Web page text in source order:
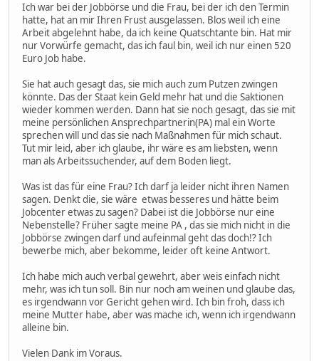
Ich war bei der Jobbörse und die Frau, bei der ich den Termin
hatte, hat an mir Ihren Frust ausgelassen. Blos weil ich eine
Arbeit abgelehnt habe, da ich keine Quatschtante bin. Hat mir
nur Vorwürfe gemacht, das ich faul bin, weil ich nur einen 520
Euro Job habe.
Sie hat auch gesagt das, sie mich auch zum Putzen zwingen
könnte. Das der Staat kein Geld mehr hat und die Saktionen
wieder kommen werden. Dann hat sie noch gesagt, das sie mit
meine persönlichen Ansprechpartnerin(PA) mal ein Worte
sprechen will und das sie nach Maßnahmen für mich schaut.
Tut mir leid, aber ich glaube, ihr wäre es am liebsten, wenn
man als Arbeitssuchender, auf dem Boden liegt.
Was ist das für eine Frau? Ich darf ja leider nicht ihren Namen
sagen. Denkt die, sie wäre etwas besseres und hätte beim
Jobcenter etwas zu sagen? Dabei ist die Jobbörse nur eine
Nebenstelle? Früher sagte meine PA , das sie mich nicht in die
Jobbörse zwingen darf und aufeinmal geht das doch!? Ich
bewerbe mich, aber bekomme, leider oft keine Antwort.
Ich habe mich auch verbal gewehrt, aber weis einfach nicht
mehr, was ich tun soll. Bin nur noch am weinen und glaube das,
es irgendwann vor Gericht gehen wird. Ich bin froh, dass ich
meine Mutter habe, aber was mache ich, wenn ich irgendwann
alleine bin.
Vielen Dank im Voraus.